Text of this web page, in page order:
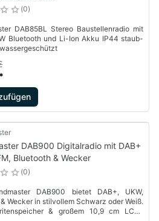
0
DAB85BL Stereo Baustellenradio mit
Bluetooth und Li-Ion Akku IP44 staub-
*
DAB900 Digitalradio mit DAB+
Bluetooth & Wecker
0
DAB900 bietet DAB+, UKW,
Wecker in stilvollem Schwarz oder Weiß.
& großem 10,9 cm LCD-